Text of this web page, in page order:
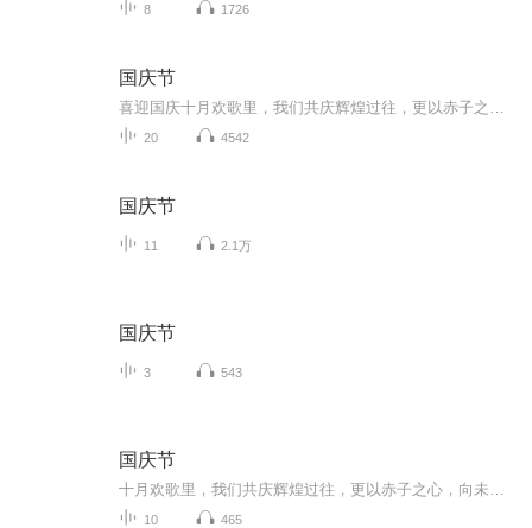
8 1726
国庆节
20 4542
国庆节
11 2.1万
国庆节
3 543
国庆节
10 465